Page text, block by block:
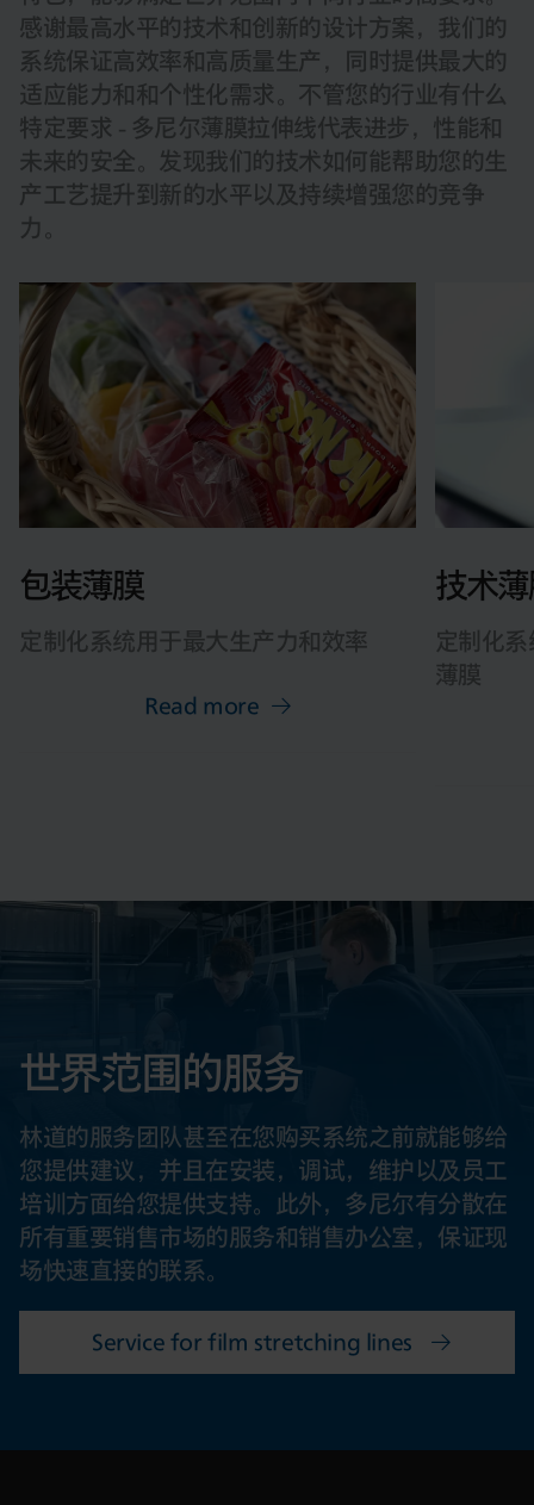
感谢最高水平的技术和创新的设计方案，我们的
系统保证高效率和高质量生产，同时提供最大的
适应能力和和个性化需求。不管您的行业有什么
特定要求 - 多尼尔薄膜拉伸线代表进步，性能和
未来的安全。发现我们的技术如何能帮助您的生
产工艺提升到新的水平以及持续增强您的竞争
力。
包装薄膜
定制化系统用于最大生产力和效率
Read more
技术
定制化
薄膜
世界范围的服务
林道的服务团队甚至在您购买系统之前就能够给
您提供建议，并且在安装，调试，维护以及员工
培训方面给您提供支持。此外，多尼尔有分散在
所有重要销售市场的服务和销售办公室，保证现
场快速直接的联系。
Service for film stretching lines